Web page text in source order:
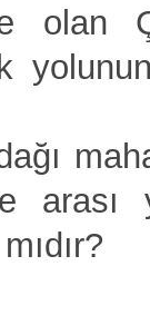
olan
arası